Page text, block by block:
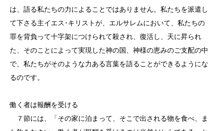
は、語る私たちの力によることではありません。私たちを派遣し
て下さる主イエス･キリストが、エルサレムにおいて、私たちの
罪を背負って十字架につけられて殺され、復活し、天に昇られ
た、そのことによって実現した神の国、神様の恵みのご支配の中
で、私たちがそのような力ある言葉を語ることができるようにな
るのです。
働く者は報酬を受ける
７節には、「その家に泊まって、そこで出される物を食べ、ま